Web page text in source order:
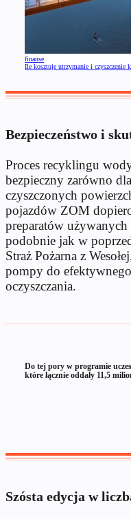
finanse
Ile kosztuje utrzymanie i czyszczenie
Bezpieczeństwo i
Proces recyklingu
bezpieczny zarówno
czyszczonych
pojazdów ZOM
preparatów
podobnie jak w
Straż Pożarna z
pompy do efektywnego
oczyszczania.
Do tej pory w programie
które łącznie oddały 11,5
Szósta edycja w